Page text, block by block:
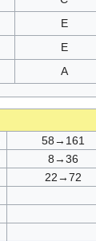
E
E
A
58→161
8→36
22→72